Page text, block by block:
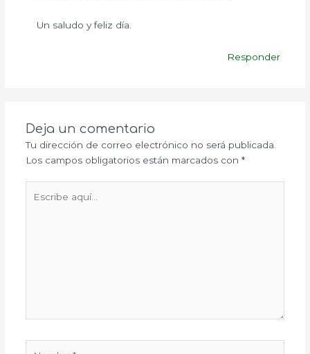
Un saludo y feliz día.
Responder
Deja un comentario
Tu dirección de correo electrónico no será publicada.
Los campos obligatorios están marcados con *
aquí...